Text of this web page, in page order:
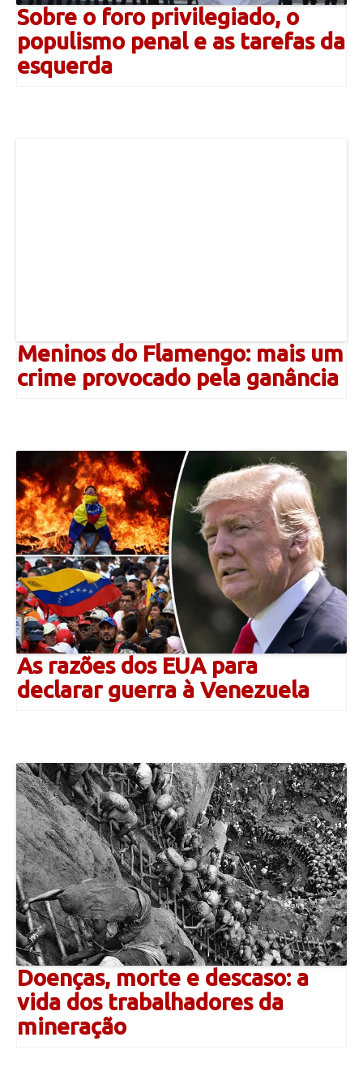
Sobre o foro privilegiado, o
populismo penal e as tarefas da
esquerda
Meninos do Flamengo: mais um
crime provocado pela ganância
As razões dos EUA para
declarar guerra à Venezuela
Doenças, morte e descaso: a
vida dos trabalhadores da
mineração